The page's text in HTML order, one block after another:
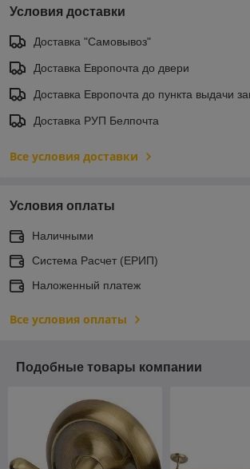
Условия доставки
Доставка "Самовывоз"
Доставка Европочта до двери
Доставка Европочта до пункта выдачи
Доставка РУП Белпочта
Все условия доставки
Условия оплаты
Наличными
Система Расчет (ЕРИП)
Наложенный платеж
Все условия оплаты
Подобные товары компании